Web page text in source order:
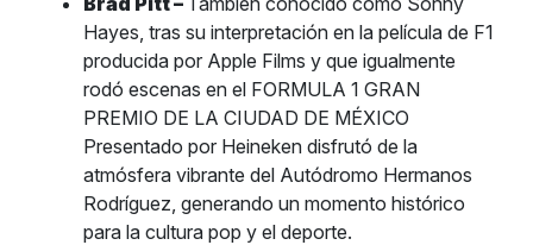
Hayes, tras su interpretación en la película de F1
producida por Apple Films y que igualmente
rodó escenas en el FORMULA 1 GRAN
PREMIO DE LA CIUDAD DE MÉXICO
Presentado por Heineken disfrutó de la
atmósfera vibrante del Autódromo Hermanos
Rodríguez, generando un momento histórico
para la cultura pop y el deporte.